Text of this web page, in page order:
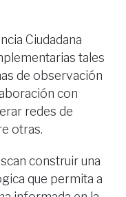
Ciudadana
tales
de observación
con
redes de
otras.
construir una
que permita a